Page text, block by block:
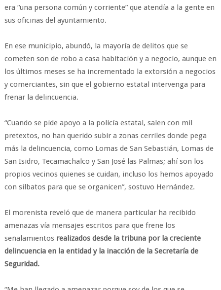
era “una persona común y corriente” que atendía a la gente en
sus oficinas del ayuntamiento.
En ese municipio, abundó, la mayoría de delitos que se
cometen son de robo a casa habitación y a negocio, aunque en
los últimos meses se ha incrementado la extorsión a negocios
y comerciantes, sin que el gobierno estatal intervenga para
frenar la delincuencia.
“Cuando se pide apoyo a la policía estatal, salen con mil
pretextos, no han querido subir a zonas cerriles donde pega
más la delincuencia, como Lomas de San Sebastián, Lomas de
San Isidro, Tecamachalco y San José las Palmas; ahí son los
propios vecinos quienes se cuidan, incluso los hemos apoyado
con silbatos para que se organicen”, sostuvo Hernández.
El morenista reveló que de manera particular ha recibido
amenazas vía mensajes escritos para que frene los
señalamientos realizados desde la tribuna por la creciente
delincuencia en la entidad y la inacción de la Secretaría de
Seguridad.